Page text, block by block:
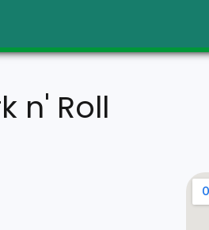
n' Roll